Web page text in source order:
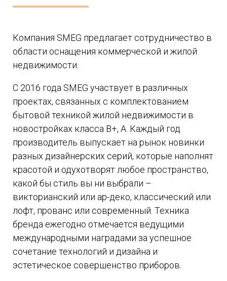
Компания SMEG предлагает сотрудничество в
области оснащения коммерческой и жилой
недвижимости.
С 2016 года SMEG участвует в различных
проектах, связанных с комплектованием
бытовой техникой жилой недвижимости в
новостройках класса В+, А. Каждый год
производитель выпускает на рынок новинки
разных дизайнерских серий, которые наполнят
красотой и одухотворят любое пространство,
какой бы стиль вы ни выбрали –
викторианский или ар-деко, классический или
лофт, прованс или современный. Техника
бренда ежегодно отмечается ведущими
международными наградами за успешное
сочетание технологий и дизайна и
эстетическое совершенство приборов.